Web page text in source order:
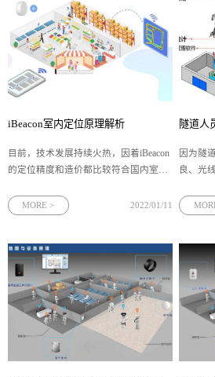
iBeacon室内定位原理解析
目前，技术发展持续火热，因着iBeacon
的定位精度和造价都比较符合国内室内
iBeacon室内定位原理。
MORE > 2022/01/11
隧道人
因为隧
良、光
生頻率
缺